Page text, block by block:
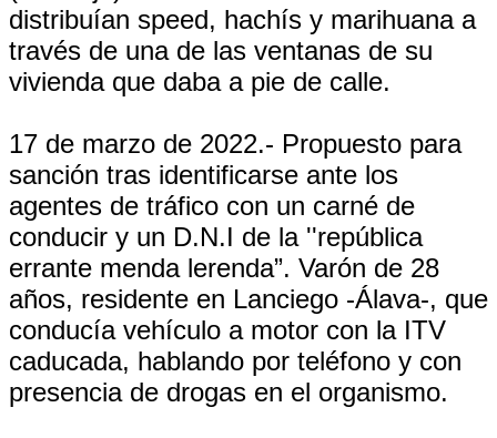
distribuían speed, hachís y marihuana a
través de una de las ventanas de su
vivienda que daba a pie de calle.
17 de marzo de 2022.- Propuesto para
sanción tras identificarse ante los
agentes de tráfico con un carné de
conducir y un D.N.I de la ''república
errante menda lerenda”. Varón de 28
años, residente en Lanciego -Álava-, que
conducía vehículo a motor con la ITV
caducada, hablando por teléfono y con
presencia de drogas en el organismo.